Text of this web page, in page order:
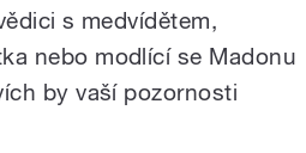
s medvídětem,
nebo modlící se Madonu
by vaší pozornosti